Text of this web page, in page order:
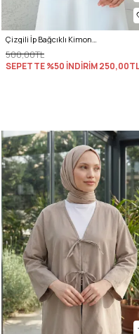
Çizgili İp Bağcıklı Kimono 2357 - VİŞNE ÇÜRÜĞÜ
500,00TL
SEPETTE %50 İNDİRİM